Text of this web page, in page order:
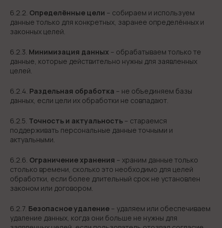
6.2.2. Определённые цели – собираем и используем
данные только для конкретных, заранее определённых и
законных целей.
6.2.3. Минимизация данных – обрабатываем только те
данные, которые действительно нужны для заявленных
целей.
6.2.4. Раздельная обработка – не объединяем базы
данных, если цели их обработки не совпадают.
6.2.5. Точность и актуальность – стараемся
поддерживать персональные данные точными и
актуальными.
6.2.6. Ограничение хранения – храним данные только
столько времени, сколько это необходимо для целей
обработки, если более длительный срок не установлен
законом или договором.
6.2.7. Безопасное удаление – удаляем или обеспечиваем
удаление данных, когда они больше не нужны для